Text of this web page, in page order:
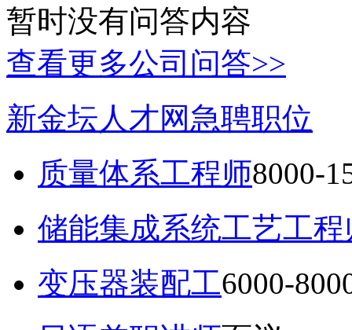
暂时没有问答内容
查看更多公司问答>>
新金坛人才网急聘职位
质量体系工程师8000-
储能集成系统工艺工程
变压器装配工6000-